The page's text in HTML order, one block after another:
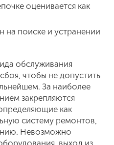
оценивается как
на поиске и устранении
обслуживания
чтобы не допустить
За наиболее
закрепляются
как
систему ремонтов,
Невозможно
выход из